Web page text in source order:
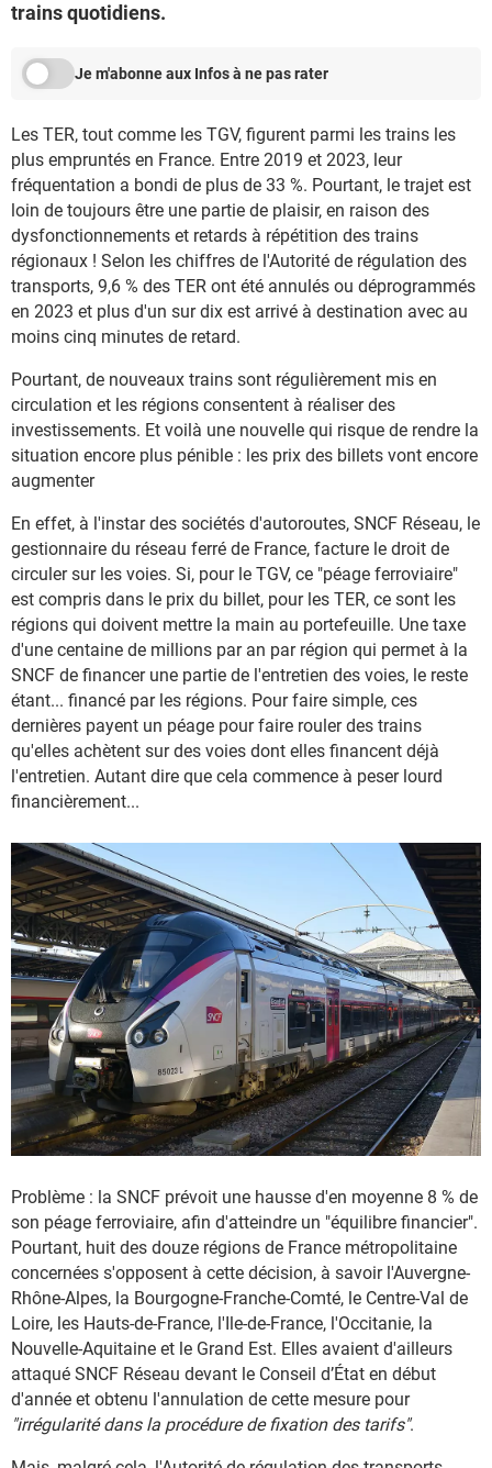
trains quotidiens.
Je m'abonne aux Infos à ne pas rater
Les TER, tout comme les TGV, figurent parmi les trains les
plus empruntés en France. Entre 2019 et 2023, leur
fréquentation a bondi de plus de 33 %. Pourtant, le trajet est
loin de toujours être une partie de plaisir, en raison des
dysfonctionnements et retards à répétition des trains
régionaux ! Selon les chiffres de l'Autorité de régulation des
transports, 9,6 % des TER ont été annulés ou déprogrammés
en 2023 et plus d'un sur dix est arrivé à destination avec au
moins cinq minutes de retard.
Pourtant, de nouveaux trains sont régulièrement mis en
circulation et les régions consentent à réaliser des
investissements. Et voilà une nouvelle qui risque de rendre la
situation encore plus pénible : les prix des billets vont encore
augmenter
En effet, à l'instar des sociétés d'autoroutes, SNCF Réseau, le
gestionnaire du réseau ferré de France, facture le droit de
circuler sur les voies. Si, pour le TGV, ce "péage ferroviaire"
est compris dans le prix du billet, pour les TER, ce sont les
régions qui doivent mettre la main au portefeuille. Une taxe
d'une centaine de millions par an par région qui permet à la
SNCF de financer une partie de l'entretien des voies, le reste
étant... financé par les régions. Pour faire simple, ces
dernières payent un péage pour faire rouler des trains
qu'elles achètent sur des voies dont elles financent déjà
l'entretien. Autant dire que cela commence à peser lourd
financièrement...
Problème : la SNCF prévoit une hausse d'en moyenne 8 % de
son péage ferroviaire, afin d'atteindre un "équilibre financier".
Pourtant, huit des douze régions de France métropolitaine
concernées s'opposent à cette décision, à savoir l'Auvergne-
Rhône-Alpes, la Bourgogne-Franche-Comté, le Centre-Val de
Loire, les Hauts-de-France, l'Ile-de-France, l'Occitanie, la
Nouvelle-Aquitaine et le Grand Est. Elles avaient d'ailleurs
attaqué SNCF Réseau devant le Conseil d’État en début
d'année et obtenu l'annulation de cette mesure pour
"irrégularité dans la procédure de fixation des tarifs".